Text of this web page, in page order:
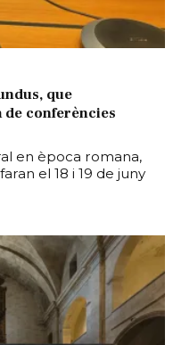
que
de conferències
en època romana,
el 18 i 19 de juny